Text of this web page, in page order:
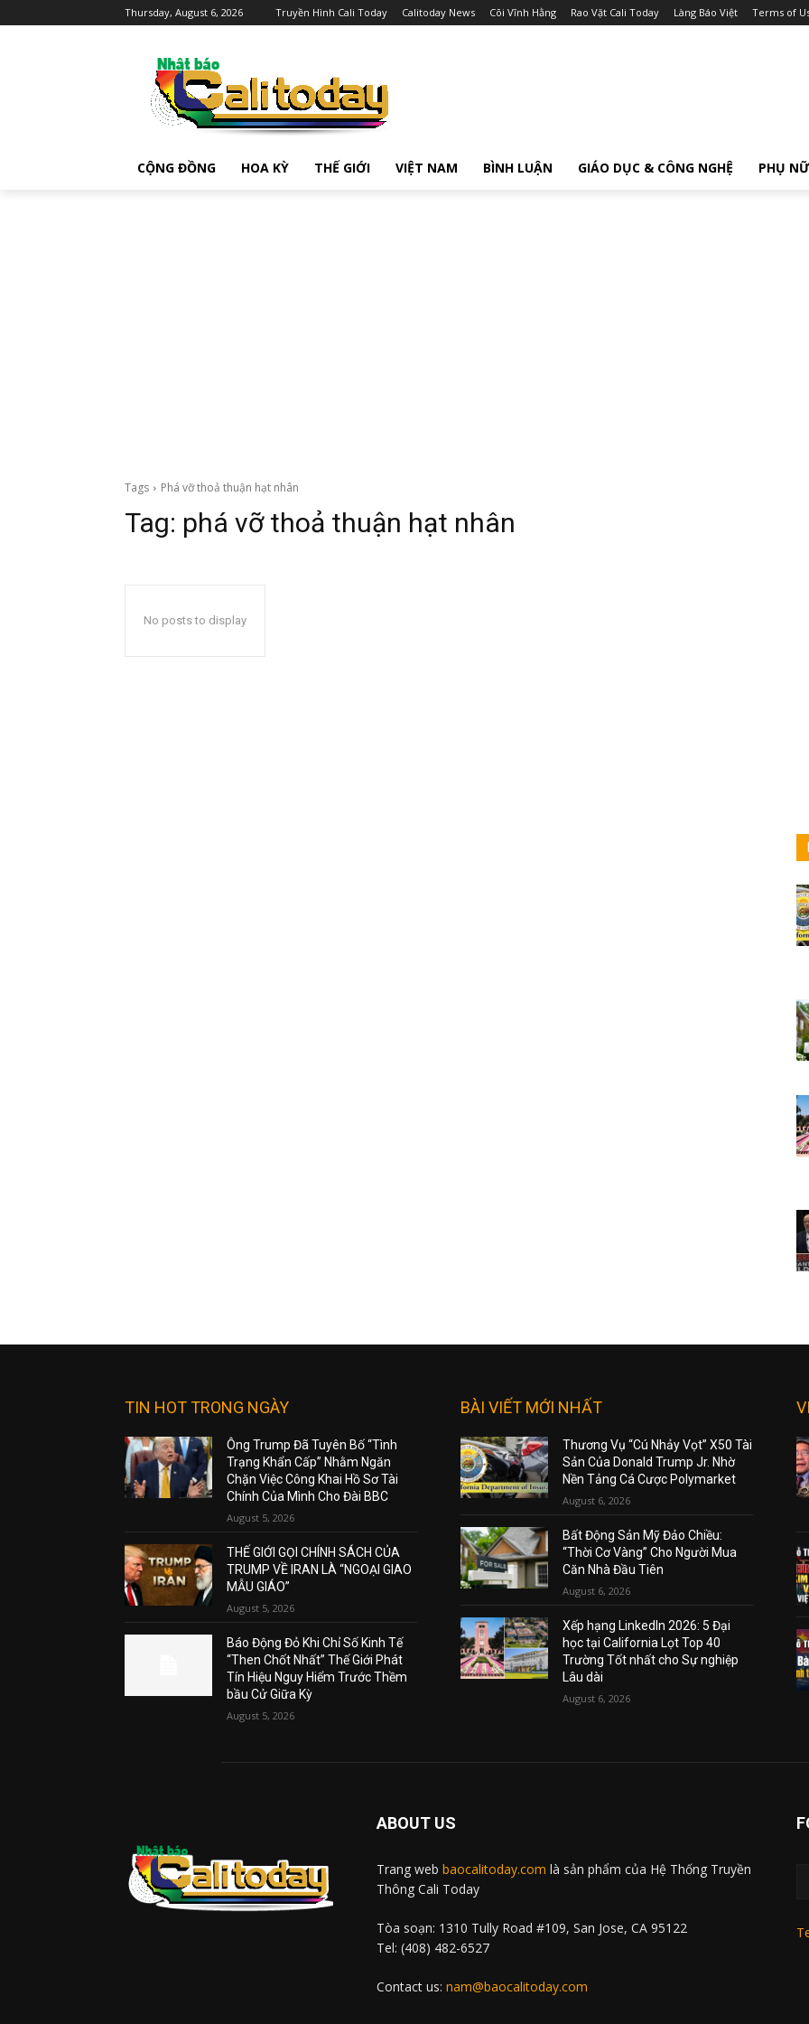
Thursday, August 6, 2026 Truyền Hình Cali Today Calitoday News Cõi Vĩnh Hằng Rao Vặt Cali Today Làng Báo Việt Terms of
CỘNG ĐỒNG HOA KỲ THẾ GIỚI VIỆT NAM BÌNH LUẬN GIÁO DỤC & CÔNG NGHỆ PHỤ NỮ
Tags Phá vỡ thoả thuận hạt nhân
Tag: phá vỡ thoả thuận hạt nhân
No posts to display
TIN HOT TRONG NGÀY
Ông Trump Đã Tuyên Bố “Tình
Trạng Khẩn Cấp” Nhằm Ngăn
Chặn Việc Công Khai Hồ Sơ Tài
Chính Của Mình Cho Đài BBC
August 5, 2026
THẾ GIỚI GỌI CHÍNH SÁCH CỦA
TRUMP VỀ IRAN LÀ “NGOẠI GIAO
MẪU GIÁO”
August 5, 2026
Báo Động Đỏ Khi Chỉ Số Kinh Tế
“Then Chốt Nhất” Thế Giới Phát
Tín Hiệu Nguy Hiểm Trước Thềm
bầu Cử Giữa Kỳ
August 5, 2026
BÀI VIẾT MỚI NHẤT
Thương Vụ “Cú Nhảy Vọt” X50 Tài
Sản Của Donald Trump Jr. Nhờ
Nền Tảng Cá Cược Polymarket
August 6, 2026
Bất Động Sản Mỹ Đảo Chiều:
“Thời Cơ Vàng” Cho Người Mua
Căn Nhà Đầu Tiên
August 6, 2026
Xếp hạng LinkedIn 2026: 5 Đại
học tại California Lọt Top 40
Trường Tốt nhất cho Sự nghiệp
Lâu dài
August 6, 2026
ABOUT US
Trang web baocalitoday.com là sản phẩm của Hệ Thống Truyền
Thông Cali Today
Tòa soạn: 1310 Tully Road #109, San Jose, CA 95122
Tel: (408) 482-6527
Contact us: nam@baocalitoday.com